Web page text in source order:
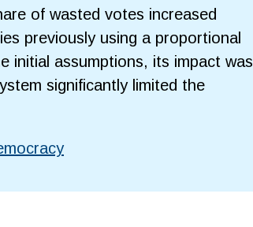
of wasted votes increased
previously using a proportional
initial assumptions, its impact was
significantly limited the